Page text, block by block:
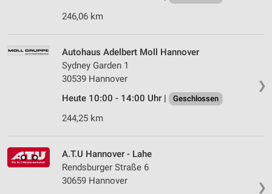
246,06 km
❯
Autohaus Adelbert Moll Hannover
Sydney Garden 1
30539 Hannover
Heute 10:00 - 14:00 Uhr |
Geschlossen
244,25 km
❯
A.T.U Hannover - Lahe
Rendsburger Straße 6
30659 Hannover